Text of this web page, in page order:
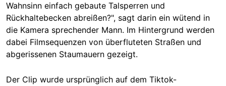
Wahnsinn einfach gebaute Talsperren und
Rückhaltebecken abreißen?", sagt darin ein wütend in
die Kamera sprechender Mann. Im Hintergrund werden
dabei Filmsequenzen von überfluteten Straßen und
abgerissenen Staumauern gezeigt.
Der Clip wurde ursprünglich auf dem Tiktok-